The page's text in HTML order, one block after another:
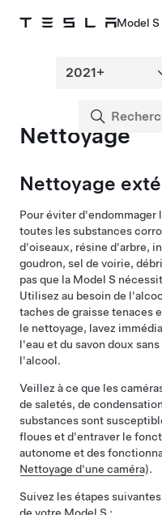
Model
Nettoyage
Nettoyage
Pour éviter d'endommager
toutes les substances
d'oiseaux, résine d'arbre,
goudron, sel de voirie,
pas que la Model S
Utilisez au besoin de
taches de graisse tenaces
le nettoyage, lavez
l'eau et du savon doux
l'alcool.
Veillez à ce que les
de saletés, de
substances sont
floues et d'entraver le
autonome et des
Nettoyage d'une caméra).
Suivez les étapes